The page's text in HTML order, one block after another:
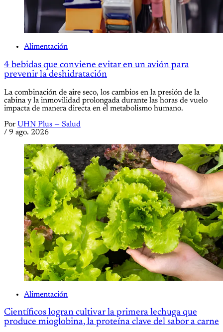
Alimentación
4 bebidas que conviene evitar en un avión para
prevenir la deshidratación
La combinación de aire seco, los cambios en la presión de la
cabina y la inmovilidad prolongada durante las horas de vuelo
impacta de manera directa en el metabolismo humano.
Por UHN Plus — Salud
/ 9 ago. 2026
Alimentación
Científicos logran cultivar la primera lechuga que
produce mioglobina, la proteína clave del sabor a carne